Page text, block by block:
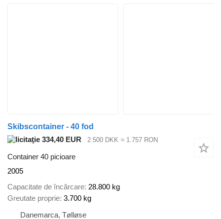
Skibscontainer - 40 fod
334,40 EUR
2.500 DKK ≈ 1.757 RON
Container 40 picioare
2005
Capacitate de încărcare 28.800 kg
Greutate proprie 3.700 kg
Danemarca, Tølløse